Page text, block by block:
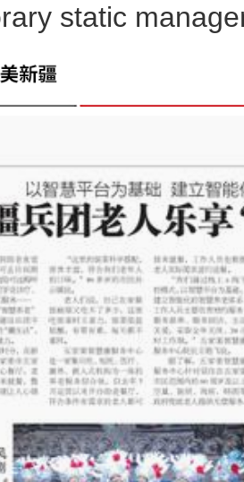
最大食品冷链物流综
static